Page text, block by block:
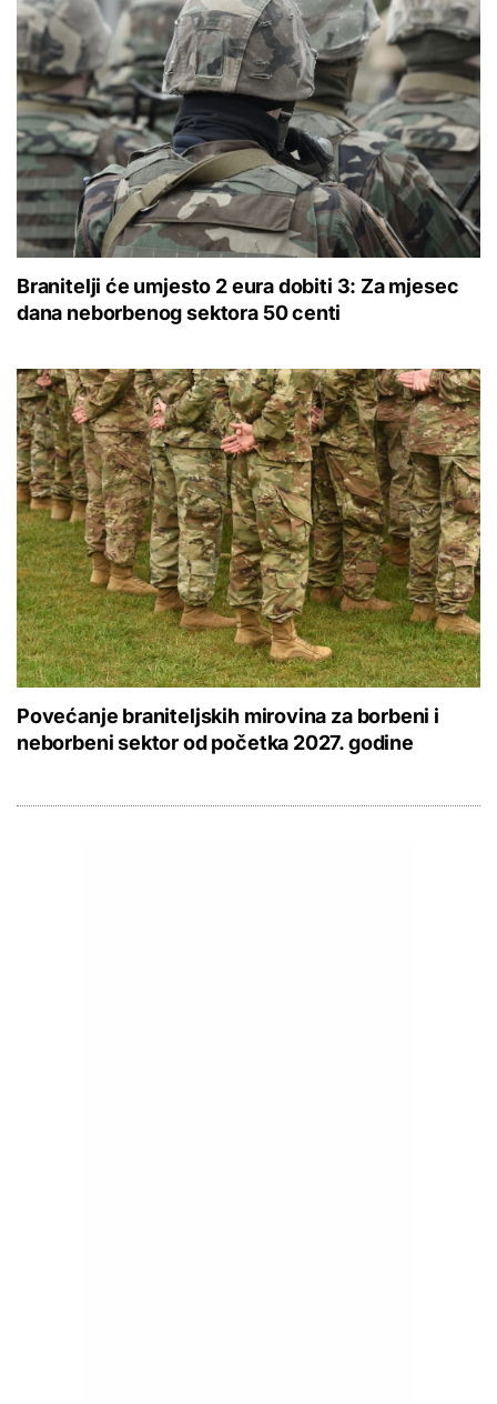
Branitelji će umjesto 2 eura dobiti 3: Za mjesec
dana neborbenog sektora 50 centi
Povećanje braniteljskih mirovina za borbeni i
neborbeni sektor od početka 2027. godine